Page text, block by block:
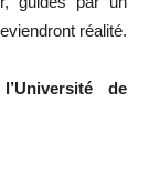
réalité.
de